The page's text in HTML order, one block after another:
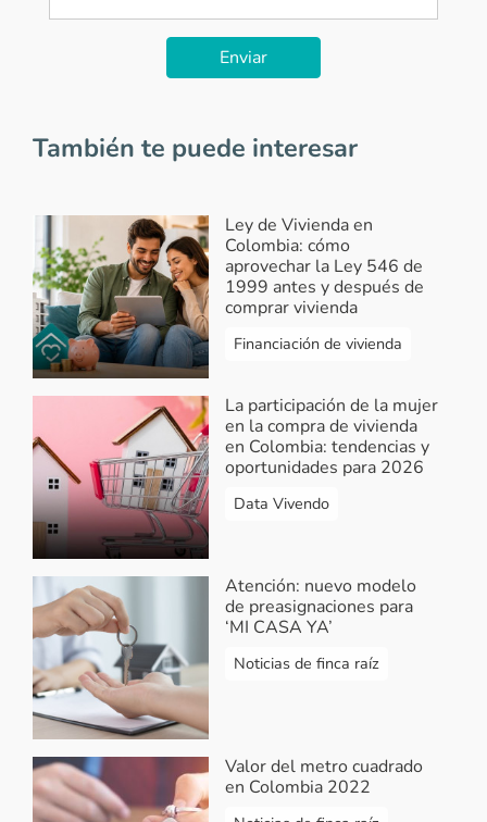
Enviar
También te puede interesar
Ley de Vivienda en
Colombia: cómo
aprovechar la Ley 546 de
1999 antes y después de
comprar vivienda
Financiación de vivienda
La participación de la mujer
en la compra de vivienda
en Colombia: tendencias y
oportunidades para 2026
Data Vivendo
Atención: nuevo modelo
de preasignaciones para
‘MI CASA YA’
Noticias de finca raíz
Valor del metro cuadrado
en Colombia 2022